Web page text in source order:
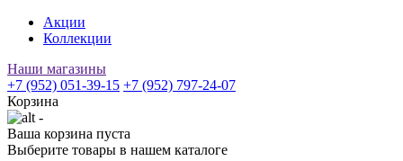
Акции
Коллекции
Наши магазины
+7 (952) 051-39-15 +7 (952) 797-24-07
Корзина
-
Ваша корзина пуста
Выберите товары в нашем каталоге